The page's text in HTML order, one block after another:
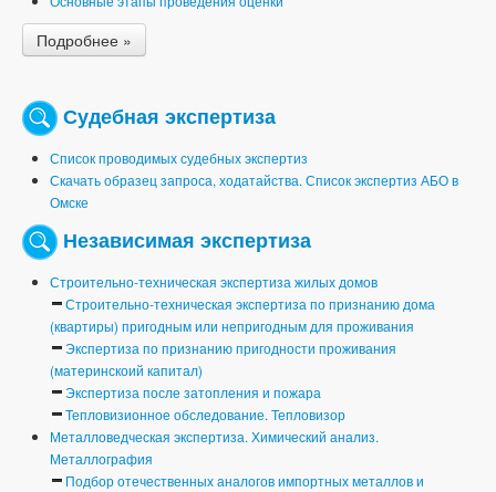
Подробнее »
Судебная экспертиза
Список проводимых судебных экспертиз
Скачать образец запроса, ходатайства. Список экспертиз АБО в
Омске
Независимая экспертиза
Строительно-техническая экспертиза жилых домов
Строительно-техническая экспертиза по признанию дома
(квартиры) пригодным или непригодным для проживания
Экспертиза по признанию пригодности проживания
(материнскоий капитал)
Экспертиза после затопления и пожара
Тепловизионное обследование. Тепловизор
Металловедческая экспертиза. Химический анализ.
Металлография
Подбор отечественных аналогов импортных металлов и